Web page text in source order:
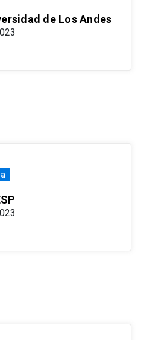
de Los Andes